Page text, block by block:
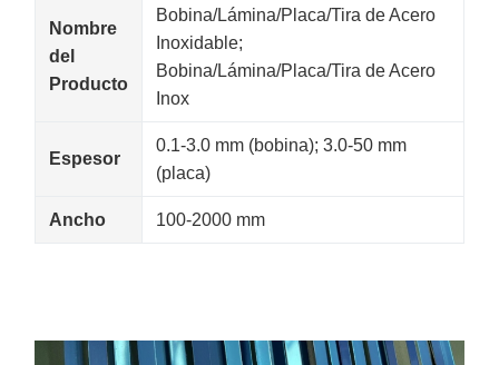
Nombre
del
Producto
Bobina/Lámina/Placa/Tira de Acero
Inoxidable;
Bobina/Lámina/Placa/Tira de Acero
Inox
Espesor
0.1-3.0 mm (bobina); 3.0-50 mm
(placa)
Ancho 100-2000 mm